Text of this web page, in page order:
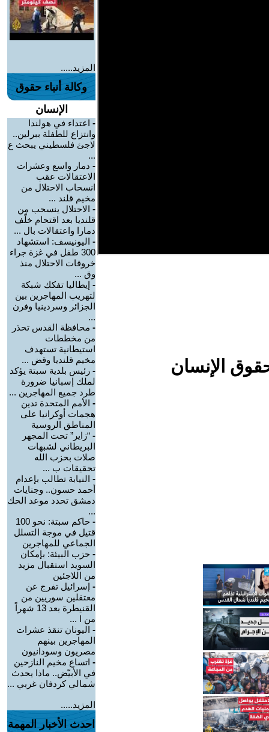
الإنسان
المزيد.....
وكالة أنباء حقوق
الإنسان
- اعتداء في هولندا
وانتزاع للطفلة ببرلين..
لاجئ فلسطيني يبحث ع
...
- دمار واسع وعشرات
الاعتقالات عقب
انسحاب الاحتلال من
مخيم قلند ...
- الاحتلال ينسحب من
قلنديا بعد اقتحام خلّف
دمارا واعتقالات بال ...
- اليونيسف: استشهاد
300 طفل في غزة جراء
خروقات الاحتلال منذ
وق ...
- إيطاليا تفكك شبكة
لتهريب المهاجرين بين
الجزائر وسردينيا وفرن
...
- محافظة القدس تحذر
من مخططات
استيطانية تستهدف
مخيم قلنديا وقض ...
- رئيس بلدية سبتة يؤكد
لملك إسبانيا ضرورة
طرد جميع المهاجرين ...
- الأمم المتحدة تدين
هجمات أوكرانيا على
المناطق الروسية
- “زاير” تحت المجهر
البريطاني لشبهات
صلات بحزب الله
تحقيقات ب ...
- النيابة تطالب بإعدام
أحمد حسون.. وجنايات
دمشق تحدد موعد الحك
...
-
حاكم سبتة: نحو 100
قتيل في موجة التسلل
الجماعي للمهاجرين
- حزب البيئة: بإمكان
السويد استقبال مزيد
من اللاجئين
- إسرائيل تفرج عن
معتقلين سوريين من
القنيطرة بعد 13 شهراً
من ا ...
- اليونان تنقذ عشرات
المهاجرين بينهم
مصريون وسودانيون
- اتساع مخيم النازحين
في الأبيّض.. ماذا يحدث
شمالي كردفان غربي ...
المزيد.....
احدث الأخبار المهمة